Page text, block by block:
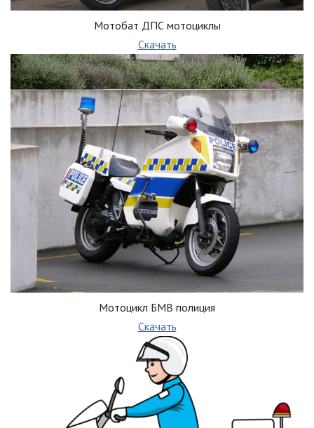
Мотобат ДПС мотоциклы
Скачать
Мотоцикл БМВ полиция
Скачать